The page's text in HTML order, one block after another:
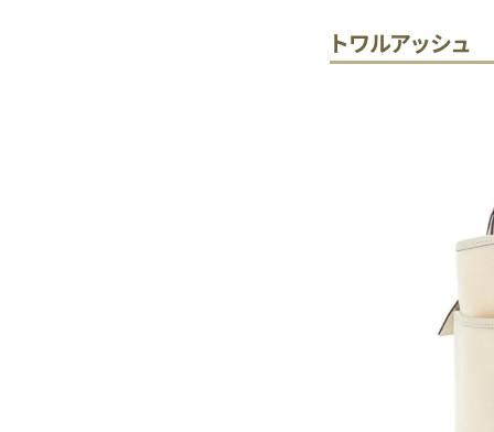
トワルアッシュ